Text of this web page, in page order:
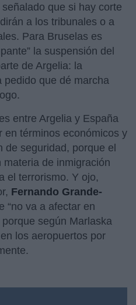
que si hay corte
a los tribunales o a
Para Bruselas es
la suspensión del
de Argelia: la
pedido que dé marcha
entre Argelia y España
en términos económicos y
de seguridad, porque el
de inmigración
el terrorismo. Y ojo,
Fernando Grande-
“no va a afectar en
porque según Marlaska
los aeropuertos por